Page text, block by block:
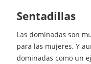
sentadillas
Las dominadas son
para las mujeres. Y
dominadas como un